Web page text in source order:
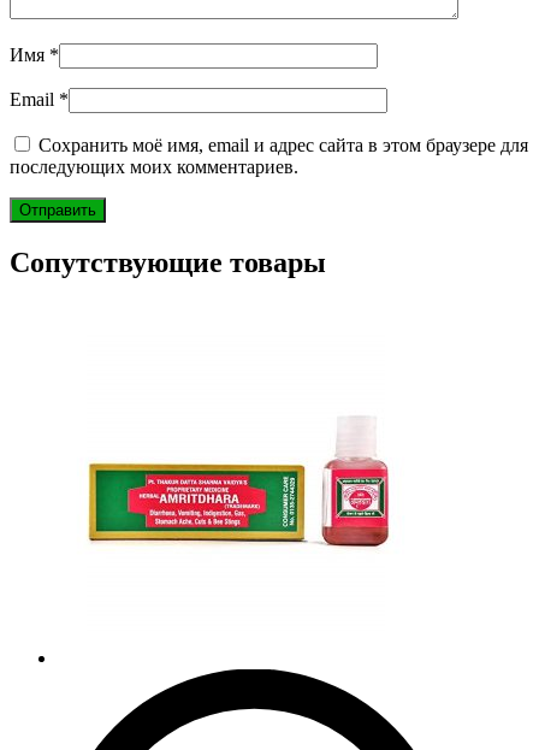
Имя *
Email *
Сохранить моё имя, email и адрес сайта в этом браузере для
последующих моих комментариев.
Сопутствующие товары